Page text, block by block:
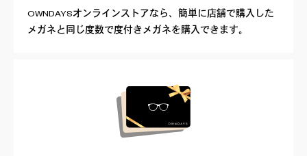
OWNDAYSオンラインストアなら、簡単に店舗で購入した
メガネと同じ度数で度付きメガネを購入できます。